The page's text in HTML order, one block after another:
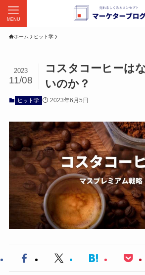
MENU
ホーム ヒット学
コスタコーヒーは
いのか？
2023
11/08
ヒット学 2023年6月5日